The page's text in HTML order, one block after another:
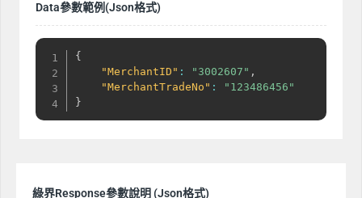
Data參數範例(Json格式)
{
"MerchantID" : "3002607" ,
"MerchantTradeNo" :
"123486456"
}
綠界Response參數說明 (Json格式)